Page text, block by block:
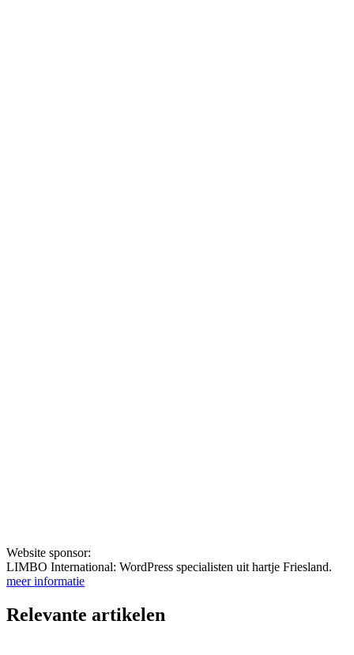
Website sponsor:
LIMBO International: WordPress specialisten uit hartje Friesland.
meer informatie
Relevante artikelen